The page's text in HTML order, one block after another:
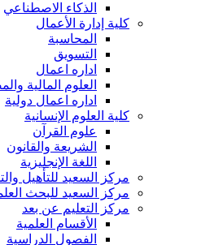
الذكاء الاصطناعي
كلية إدارة الأعمال
المحاسبة
التسويق
اداره اعمال
العلوم المالية
اداره اعمال دولية
كلية العلوم الإنسانية
علوم القرآن
الشريعة والقانون
اللغة الإنجليزية
مركز السعيد للتأهيل
مركز السعيد للبحث
مركز التعليم عن بعد
الأقسام العلمية
الفصول الدراسية